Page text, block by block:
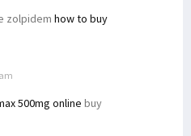
zolpidem how to buy
500mg online buy